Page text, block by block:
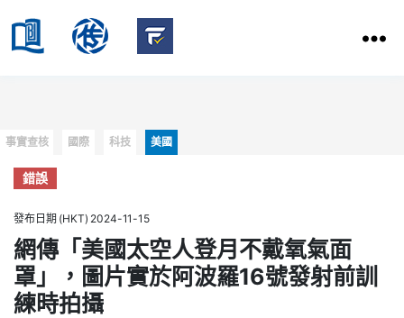
HKBU
of
Communication
Categories
事實查核 國際 科技 美國
錯誤
發布日期 (HKT) 2024-11-15
網傳「美國太空人登月不戴氧氣面
罩」，圖片實於阿波羅16號發射前訓
練時拍攝